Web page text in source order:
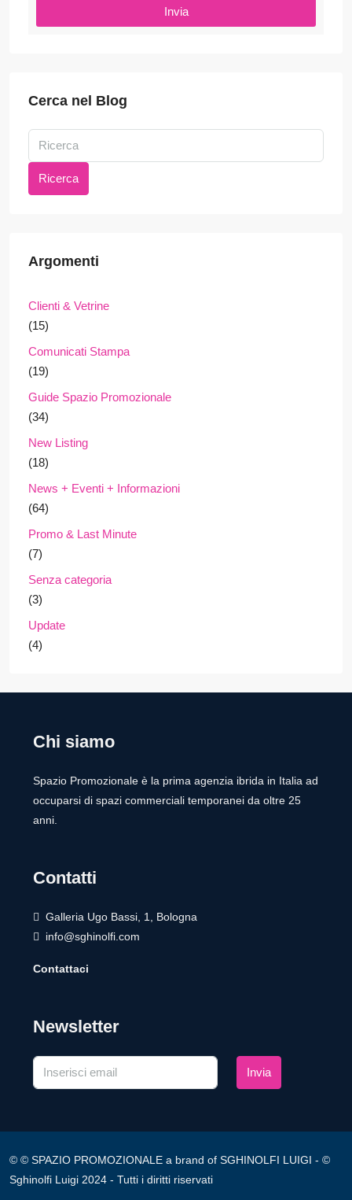
Invia
Cerca nel Blog
Ricerca
Argomenti
Clienti & Vetrine
(15)
Comunicati Stampa
(19)
Guide Spazio Promozionale
(34)
New Listing
(18)
News + Eventi + Informazioni
(64)
Promo & Last Minute
(7)
Senza categoria
(3)
Update
(4)
Chi siamo
Spazio Promozionale è la prima agenzia ibrida in Italia ad
occuparsi di spazi commerciali temporanei da oltre 25
anni.
Contatti
Galleria Ugo Bassi, 1, Bologna
info@sghinolfi.com
Contattaci
Newsletter
Invia
© © SPAZIO PROMOZIONALE a brand of SGHINOLFI LUIGI - ©
Sghinolfi Luigi 2024 - Tutti i diritti riservati